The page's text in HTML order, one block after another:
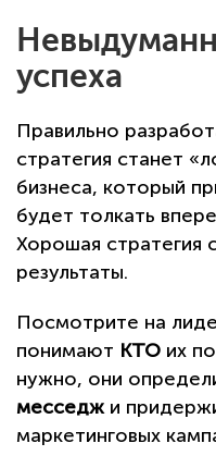
успеха
Правильно
стратегия станет
бизнеса, который
будет толкать
Хорошая стратегия
результаты.
Посмотрите на
понимают КТО их
нужно, они
месседжи
маркетинговых